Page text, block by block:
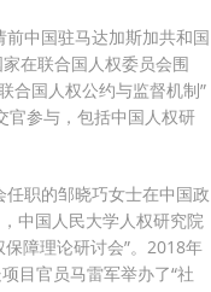
中国驻马达加斯加共和国
在联合国人权委员会围
合国人权公约与监督机制”
官参与，包括中国人权研
职的邹晓巧女士在中国政
中国人民大学人权研究院
障理论研讨会”。2018年
目官员马雷军举办了“社